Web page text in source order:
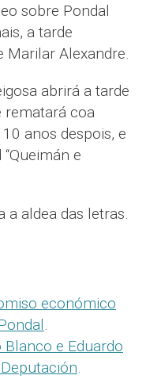
sobre Pondal
a tarde
Marilar Alexandre.
abrirá a tarde
rematará coa
anos despois, e
e
a aldea das letras.
económico
.
e Eduardo
.